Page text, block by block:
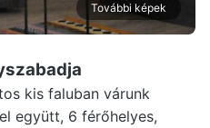
További képek
kis faluban várunk
együtt, 6 férőhelyes,